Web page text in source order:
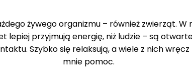
żywego organizmu – również zwierząt.
lepiej przyjmują energię, niż ludzie – są
Szybko się relaksują, a wiele z nich
mnie pomoc.